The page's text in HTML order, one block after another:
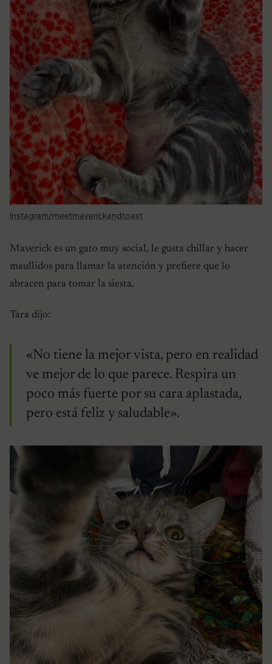
Instagram/meetmaverickandtoast
Maverick es un gato muy social, le gusta chillar y hacer
maullidos para llamar la atención y prefiere que lo
abracen para tomar la siesta.
Tara dijo:
«No tiene la mejor vista, pero en realidad
ve mejor de lo que parece. Respira un
poco más fuerte por su cara aplastada,
pero está feliz y saludable».